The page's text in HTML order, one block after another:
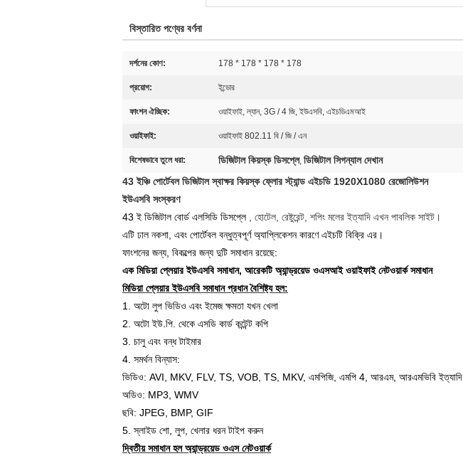
বিস্তারিত পণ্যের বর্ণনা
দর্শনের কোণ: 178 * 178 * 178 * 178
প্রয়োগ: ইন্ডোর
ফাংশন ঐচ্ছিক: ওয়াইফাই, ল্যান, 3G / 4 জি, ইউএসবি, এইচডিএমআই
ওয়াইফাই: ওয়াইফাই 802.11 বি / জি / এন
বিশেষভাবে তুলে ধরা: ডিজিটাল কিয়স্ক ডিসপ্লে, ডিজিটাল সিগন্যাল দেখান
43 ইঞ্চি পোর্টেবল ডিজিটাল স্বাক্ষর কিয়স্ক ফ্লোর স্ট্যান্ড এইচডি 1920X1080 রেজোলিউশন
ইউএসবি সংস্করণ
43 ই ডিজিটাল বোর্ড এলসিডি ডিসপ্লে , হোটেল, রেষ্টুরেন্ট, শপিং মলের ইত্যাদি এখন পাবলিক সাইট।
এটি ঢাল নকশা, এবং পোর্টেবল বন্ধুত্বপূর্ণ অ্যাপ্লিকেশন কারণে এইচটি বিক্রি এর।
ফাংশনের জন্য, বিকল্পের জন্য দুটি সমাধান রয়েছে:
এক মিডিয়া প্লেয়ার ইউএসবি সমাধান, আরেকটি অ্যান্ড্রয়েড ওএসআই ওয়াইফাই নেটওয়ার্ক সমাধান
মিডিয়া প্লেয়ার ইউএসবি সমাধান প্রধান বৈশিষ্ট্য হল:
1. অটো লুপ ভিডিও এবং ইমেজ ক্ষমতা যখন খেলা
2. অটো ইউ.পি. থেকে এসডি কার্ড কন্টেন্ট কপি
3. চালু এবং বন্ধ টাইমার
4. সমর্থন বিন্যাস:
ভিডিও: AVI, MKV, FLV, TS, VOB, TS, MKV, এমপিজি, এমপি 4, আরএম, আরএমভিবি ইত্যাদি
অডিও: MP3, WMV
ছবি: JPEG, BMP, GIF
5. স্লাইড শো, লুপ, খেলার ধরন টাইপ করুন
দ্বিতীয় সমাধান হল অ্যান্ড্রয়েড ওএস নেটওয়ার্ক